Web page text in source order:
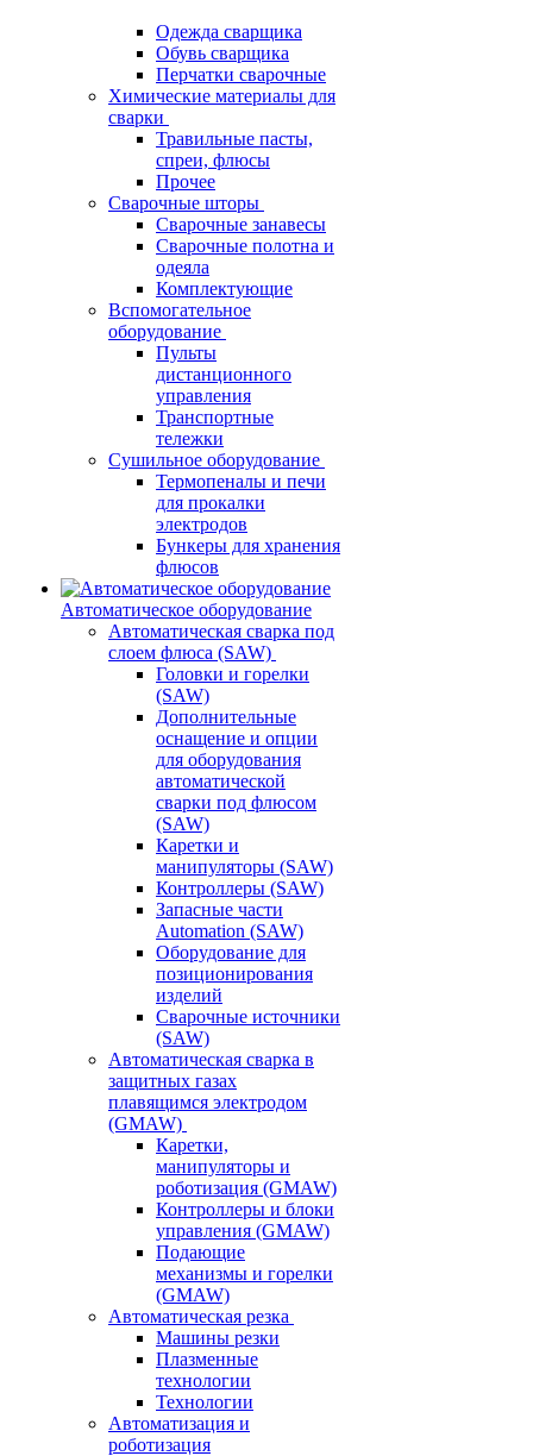
Одежда сварщика
Обувь сварщика
Перчатки сварочные
Химические материалы для
сварки
Травильные пасты,
спреи, флюсы
Прочее
Сварочные шторы
Сварочные занавесы
Сварочные полотна и
одеяла
Комплектующие
Вспомогательное
оборудование
Пульты
дистанционного
управления
Транспортные
тележки
Сушильное оборудование
Термопеналы и печи
для прокалки
электродов
Бункеры для хранения
флюсов
Автоматическое оборудование
Автоматическая сварка под
слоем флюса (SAW)
Головки и горелки
(SAW)
Дополнительные
оснащение и опции
для оборудования
автоматической
сварки под флюсом
(SAW)
Каретки и
манипуляторы (SAW)
Контроллеры (SAW)
Запасные части
Automation (SAW)
Оборудование для
позиционирования
изделий
Сварочные источники
(SAW)
Автоматическая сварка в
защитных газах
плавящимся электродом
(GMAW)
Каретки,
манипуляторы и
роботизация (GMAW)
Контроллеры и блоки
управления (GMAW)
Подающие
механизмы и горелки
(GMAW)
Автоматическая резка
Машины резки
Плазменные
технологии
Технологии
Автоматизация и
роботизация